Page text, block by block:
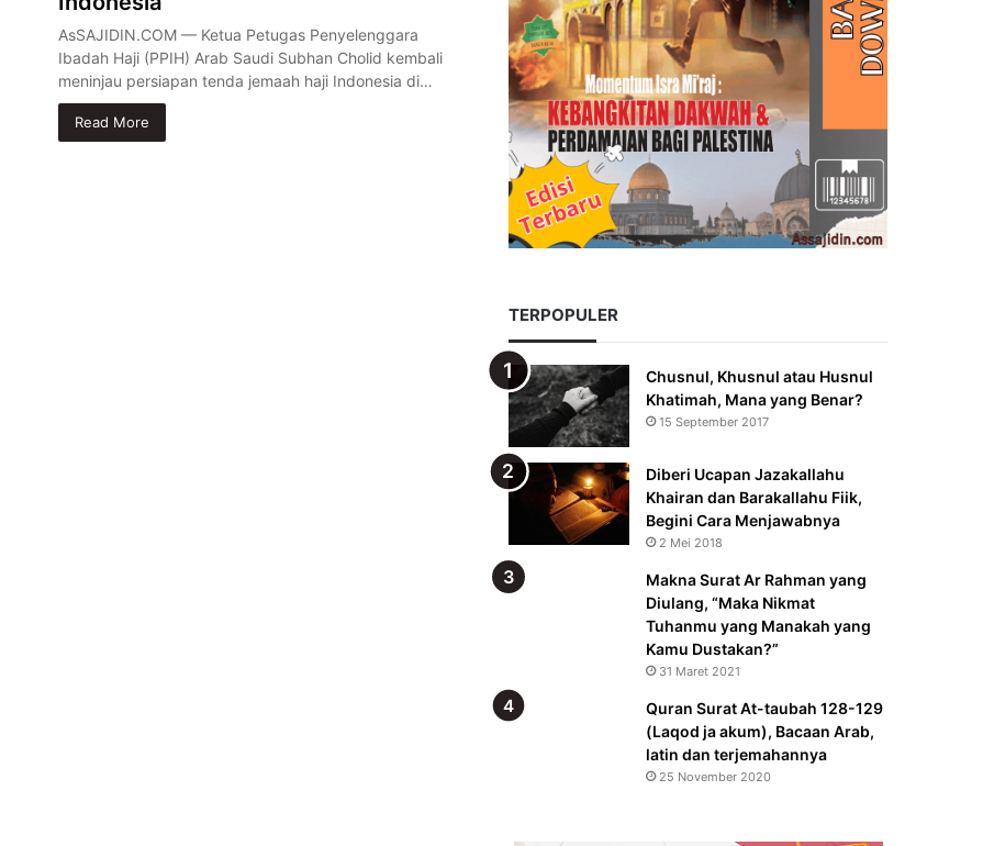
AsSAJIDIN.COM — Ketua Petugas Penyelenggara
Ibadah Haji (PPIH) Arab Saudi Subhan Cholid kembali
meninjau persiapan tenda jemaah haji Indonesia di…
Read More
TERPOPULER
Chusnul, Khusnul atau Husnul
Khatimah, Mana yang Benar?
15 September 2017
Diberi Ucapan Jazakallahu
Khairan dan Barakallahu Fiik,
Begini Cara Menjawabnya
2 Mei 2018
Makna Surat Ar Rahman yang
Diulang, “Maka Nikmat
Tuhanmu yang Manakah yang
Kamu Dustakan?”
31 Maret 2021
Quran Surat At-taubah 128-129
(Laqod ja akum), Bacaan Arab,
latin dan terjemahannya
25 November 2020